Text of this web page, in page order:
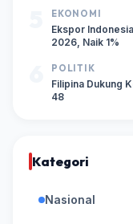
EKONOMI
Ekspor
2026, Naik 1%
POLITIK
Filipina Dukung
48
Kategori
Nasional